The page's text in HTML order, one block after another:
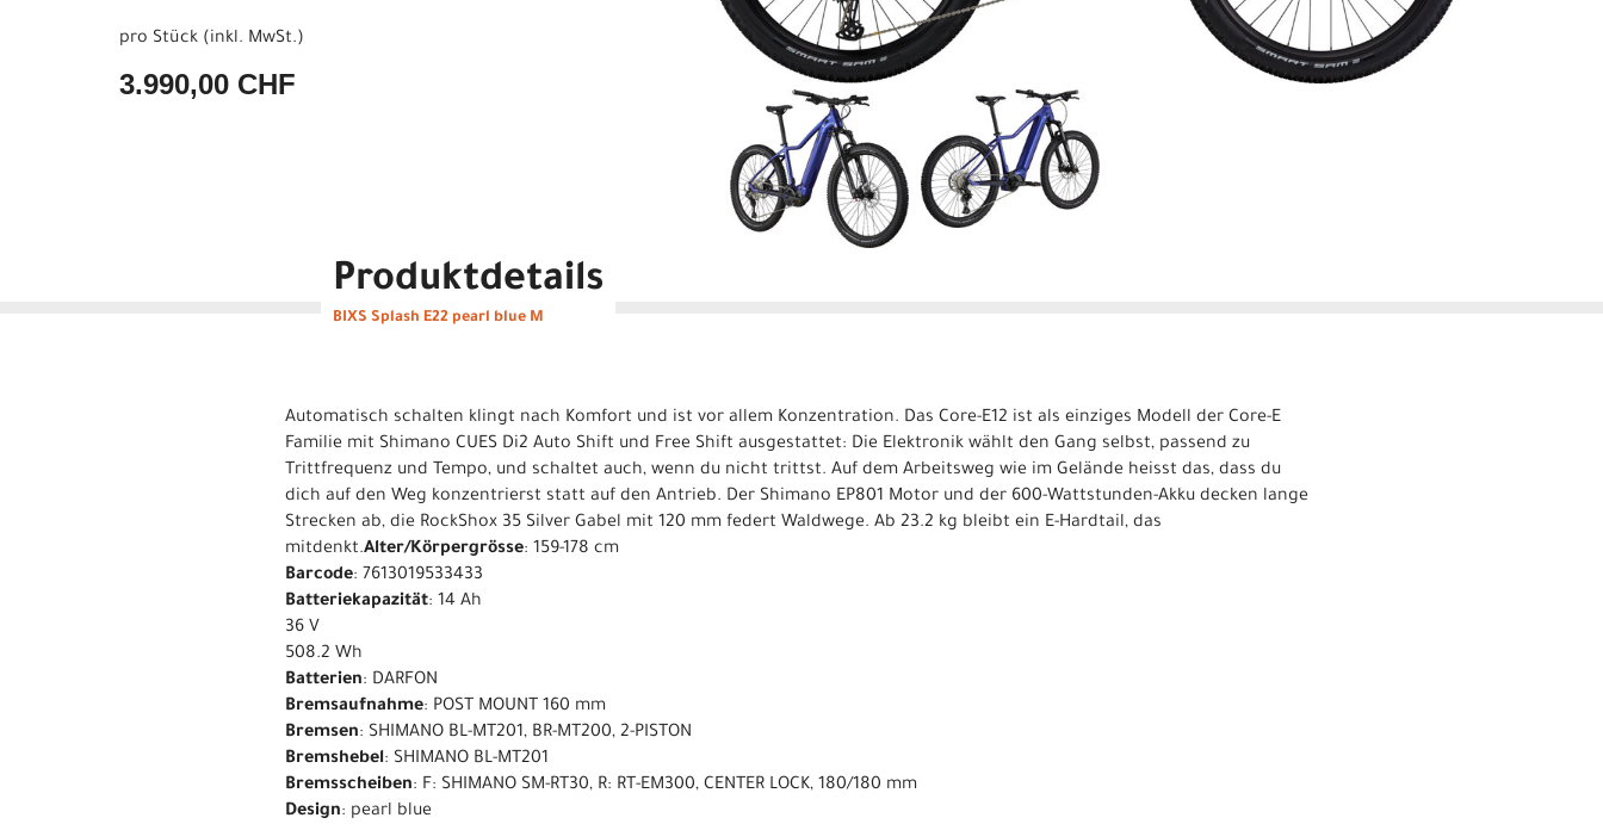
pro Stück (inkl. MwSt.)
3.990,00 CHF
Produktdetails
BIXS Splash E22 pearl blue M
Automatisch schalten klingt nach Komfort und ist vor allem Konzentration. Das Core-E12 ist als einziges Modell der Core-E
Familie mit Shimano CUES Di2 Auto Shift und Free Shift ausgestattet: Die Elektronik wählt den Gang selbst, passend zu
Trittfrequenz und Tempo, und schaltet auch, wenn du nicht trittst. Auf dem Arbeitsweg wie im Gelände heisst das, dass du
dich auf den Weg konzentrierst statt auf den Antrieb. Der Shimano EP801 Motor und der 600-Wattstunden-Akku decken lange
Strecken ab, die RockShox 35 Silver Gabel mit 120 mm federt Waldwege. Ab 23.2 kg bleibt ein E-Hardtail, das
mitdenkt.Alter/Körpergrösse: 159-178 cm
Barcode: 7613019533433
Batteriekapazität: 14 Ah
36 V
508.2 Wh
Batterien: DARFON
Bremsaufnahme: POST MOUNT 160 mm
Bremsen: SHIMANO BL-MT201, BR-MT200, 2-PISTON
Bremshebel: SHIMANO BL-MT201
Bremsscheiben: F: SHIMANO SM-RT30, R: RT-EM300, CENTER LOCK, 180/180 mm
Design: pearl blue